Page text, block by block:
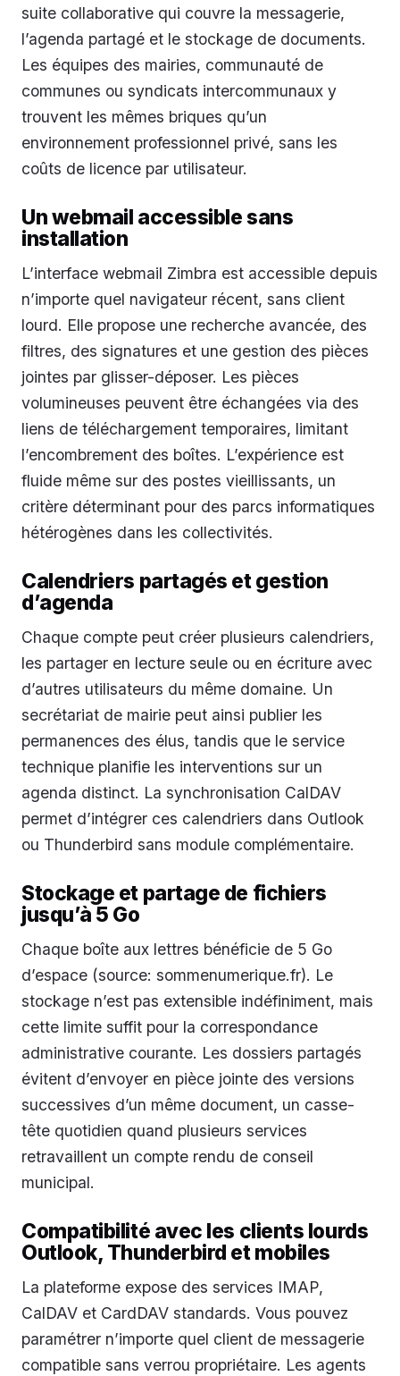
suite collaborative qui couvre la messagerie,
l’agenda partagé et le stockage de documents.
Les équipes des mairies, communauté de
communes ou syndicats intercommunaux y
trouvent les mêmes briques qu’un
environnement professionnel privé, sans les
coûts de licence par utilisateur.
Un webmail accessible sans
installation
L’interface webmail Zimbra est accessible depuis
n’importe quel navigateur récent, sans client
lourd. Elle propose une recherche avancée, des
filtres, des signatures et une gestion des pièces
jointes par glisser-déposer. Les pièces
volumineuses peuvent être échangées via des
liens de téléchargement temporaires, limitant
l’encombrement des boîtes. L’expérience est
fluide même sur des postes vieillissants, un
critère déterminant pour des parcs informatiques
hétérogènes dans les collectivités.
Calendriers partagés et gestion
d’agenda
Chaque compte peut créer plusieurs calendriers,
les partager en lecture seule ou en écriture avec
d’autres utilisateurs du même domaine. Un
secrétariat de mairie peut ainsi publier les
permanences des élus, tandis que le service
technique planifie les interventions sur un
agenda distinct. La synchronisation CalDAV
permet d’intégrer ces calendriers dans Outlook
ou Thunderbird sans module complémentaire.
Stockage et partage de fichiers
jusqu’à 5 Go
Chaque boîte aux lettres bénéficie de 5 Go
d’espace (source: sommenumerique.fr). Le
stockage n’est pas extensible indéfiniment, mais
cette limite suffit pour la correspondance
administrative courante. Les dossiers partagés
évitent d’envoyer en pièce jointe des versions
successives d’un même document, un casse-
tête quotidien quand plusieurs services
retravaillent un compte rendu de conseil
municipal.
Compatibilité avec les clients lourds
Outlook, Thunderbird et mobiles
La plateforme expose des services IMAP,
CalDAV et CardDAV standards. Vous pouvez
paramétrer n’importe quel client de messagerie
compatible sans verrou propriétaire. Les agents